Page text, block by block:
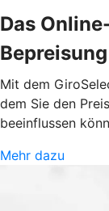
Das
Bepreisung
Mit dem
dem Sie den
beeinflussen
Mehr dazu